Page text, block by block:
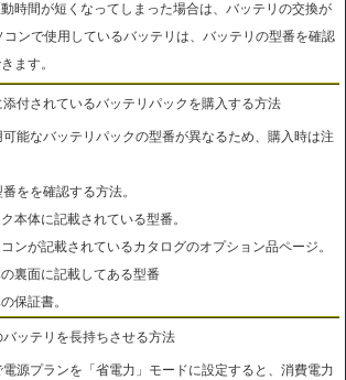
時間が短くなってしまった場合は、バッテリの交換が
コンで使用しているバッテリは、バッテリの型番を確認
ます。
添付されているバッテリパックを購入する方法
能なバッテリパックの型番が異なるため、購入時は注
をを確認する方法。
本体に記載されている型番。
ンが記載されているカタログのオプション品ページ。
裏面に記載してある型番
保証書。
バッテリを長持ちさせる方法
電源プランを「省電力」モードに設定すると、消費電力